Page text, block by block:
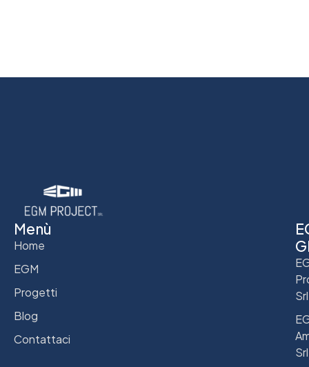
Menù
Home
EGM
Progetti
Blog
Contattaci
Srl
Srl